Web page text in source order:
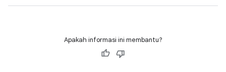
Apakah informasi ini membantu?